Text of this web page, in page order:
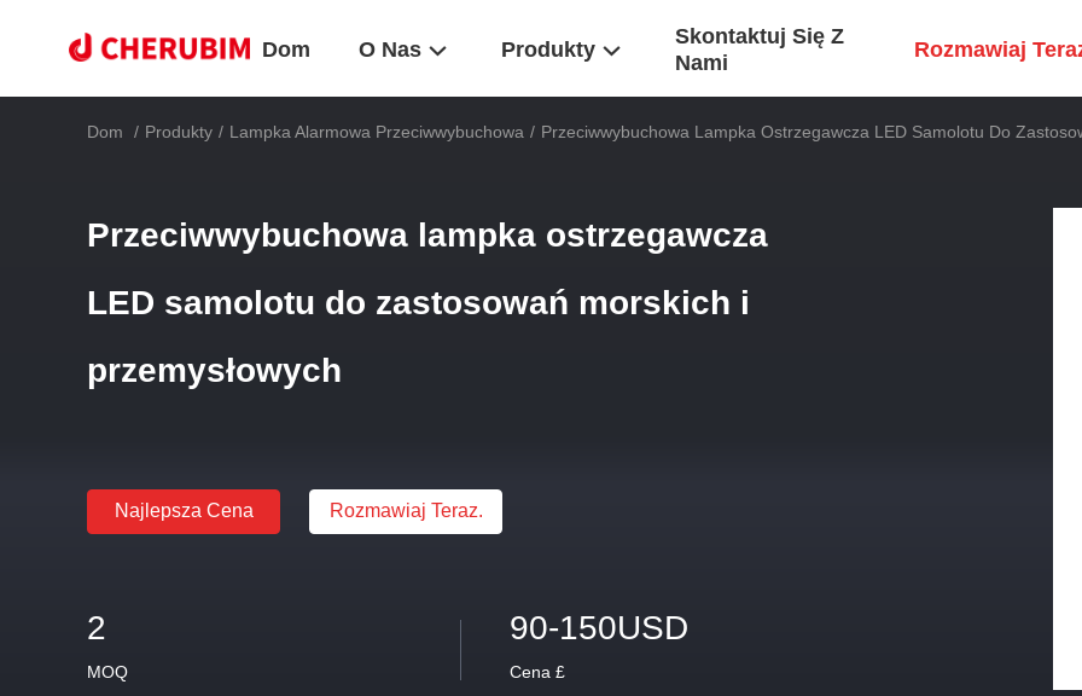
Dom O Nas Produkty
Skontaktuj Się Z
Nami
Rozmawiaj
Dom / Produkty / Lampka Alarmowa Przeciwwybuchowa / Przeciwwybuchowa Lampka Ostrzegawcza LED Samolotu Do
Przeciwwybuchowa lampka ostrzegawcza
LED samolotu do zastosowań morskich i
przemysłowych
Najlepsza Cena Rozmawiaj Teraz.
2
MOQ
90-150USD
Cena £